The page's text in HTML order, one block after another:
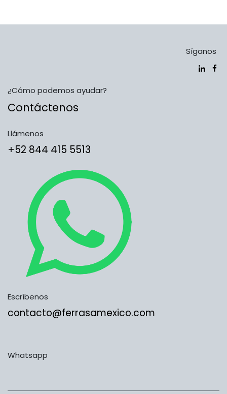
Síganos
¿Cómo podemos ayudar?
Contáctenos
Llámenos
​​​​​​​​​​​​+5​2​ ​8​4​4​ ​4​1​5​ 5​5​1​3​​​​​​​​​​​​​​
Escríbenos
contacto@ferrasamexico.com
Whatsapp